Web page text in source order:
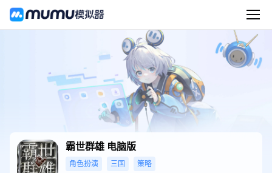
霸世群雄 电脑版
角色扮演 三国 策略